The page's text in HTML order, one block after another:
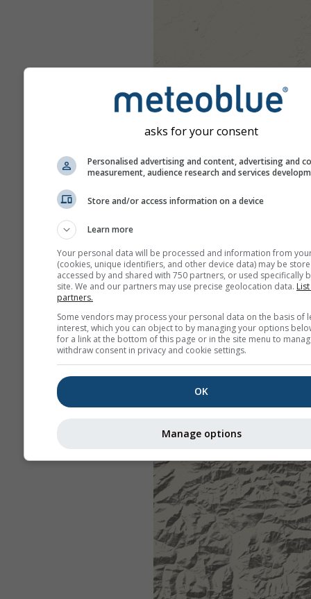
asks for your consent
Personalised advertising and content, advertising and
measurement, audience research and services
Store and/or access information on a device
Learn more
Your personal data will be processed and information from
(cookies, unique identifiers, and other device data) may be
accessed by and shared with 750 partners, or used specifically
site. We and our partners may use precise geolocation data.
partners.
Some vendors may process your personal data on the basis of
interest, which you can object to by managing your options
for a link at the bottom of this page or in the site menu to
withdraw consent in privacy and cookie settings.
OK
Manage options